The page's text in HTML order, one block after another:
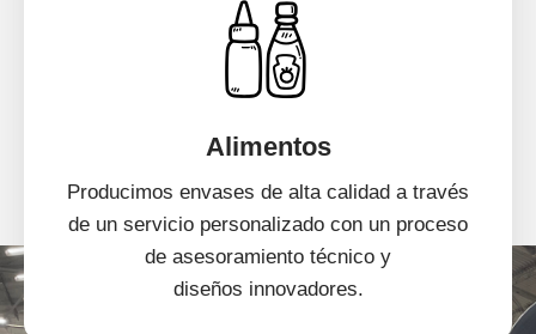
Alimentos
Producimos envases de alta calidad a través
de un servicio personalizado con un proceso
de asesoramiento técnico y
diseños innovadores.